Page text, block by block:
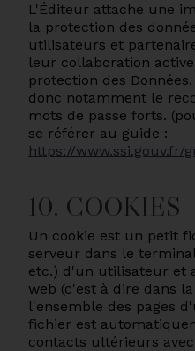
L'Éditeur attache une
la protection des
utilisateurs et
leur collaboration
protection des
donc notamment le
mots de passe forts.
se référer au guide :
https://www.ssi.gouv.fr/
10. COOKIES
Un cookie est un petit
serveur dans le
etc.) d'un utilisateur et
web (c'est à dire dans
l'ensemble des pages
fichier est
contacts ultérieurs